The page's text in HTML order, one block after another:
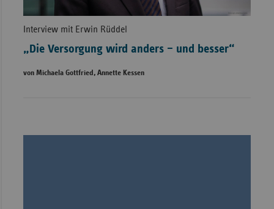
Interview mit Erwin Rüddel
„Die Versorgung wird anders – und besser“
von Michaela Gottfried, Annette Kessen